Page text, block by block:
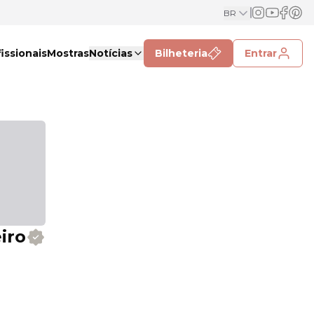
BR
MostrasNotícias Bilheteria Entrar